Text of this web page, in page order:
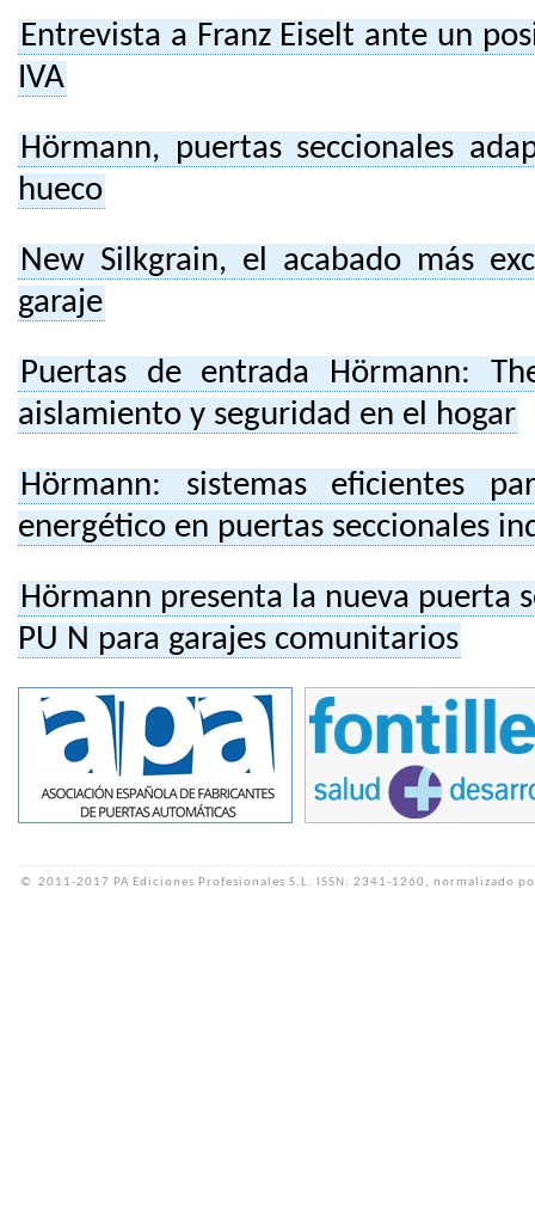
Entrevista a Franz Eiselt ante un
IVA
Hörmann, puertas seccionales
hueco
New Silkgrain, el acabado más
garaje
Puertas de entrada Hörmann:
aislamiento y seguridad en el hogar
Hörmann: sistemas eficientes
energético en puertas seccionales
Hörmann presenta la nueva puerta
PU N para garajes comunitarios
© 2011-2017 PA Ediciones Profesionales S.L. ISSN: 2341-1260, normalizado